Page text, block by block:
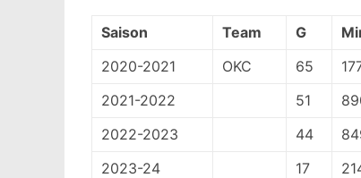
Saison Team G
2020-2021
OKC 65
2021-2022
51
2022-2023
44
2023-24
17